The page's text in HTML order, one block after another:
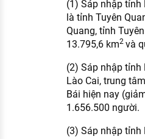
(1) Sáp nhập tỉnh
là tỉnh Tuyên
Quang, tỉnh
13.795,6 km2 và
(2) Sáp nhập tỉnh
Lào Cai, trung
Bái hiện nay
1.656.500 người.
(3) Sáp nhập tỉnh